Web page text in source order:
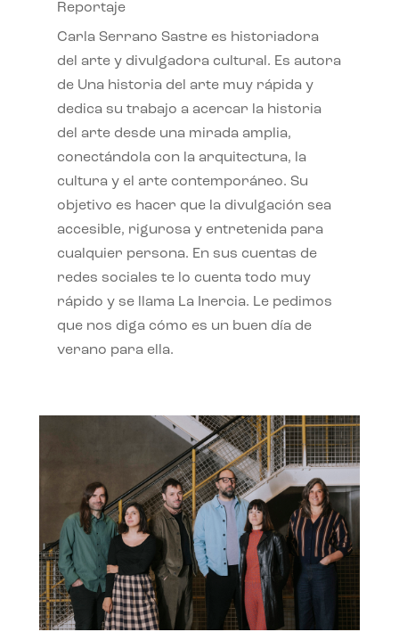
Reportaje
Carla Serrano Sastre es historiadora
del arte y divulgadora cultural. Es autora
de Una historia del arte muy rápida y
dedica su trabajo a acercar la historia
del arte desde una mirada amplia,
conectándola con la arquitectura, la
cultura y el arte contemporáneo. Su
objetivo es hacer que la divulgación sea
accesible, rigurosa y entretenida para
cualquier persona. En sus cuentas de
redes sociales te lo cuenta todo muy
rápido y se llama La Inercia. Le pedimos
que nos diga cómo es un buen día de
verano para ella.